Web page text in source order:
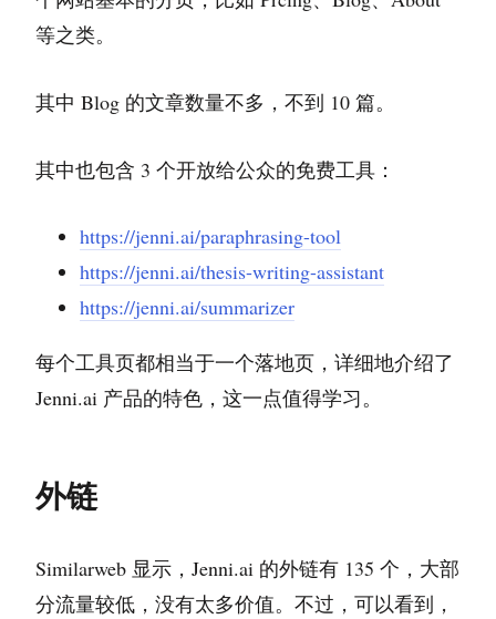
等之类。
其中 Blog 的文章数量不多，不到 10 篇。
其中也包含 3 个开放给公众的免费工具：
https://jenni.ai/paraphrasing-tool
https://jenni.ai/thesis-writing-assistant
https://jenni.ai/summarizer
每个工具页都相当于一个落地页，详细地介绍了
Jenni.ai 产品的特色，这一点值得学习。
外链
Similarweb 显示，Jenni.ai 的外链有 135 个，大部
分流量较低，没有太多价值。不过，可以看到，